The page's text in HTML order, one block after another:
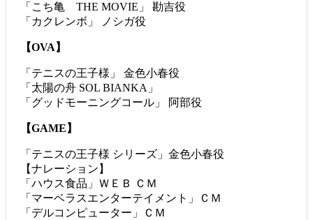
「こち亀 THE MOVIE」 勘吉役
「カクレンボ」 ノシガ役
【OVA】
「テニスの王子様」 金色小春役
「太陽の舟 SOL BIANKA」
「グッドモーニングコール」 阿部役
【GAME】
「テニスの王子様 シリーズ」金色小春役
【ナレーション】
「ハウス食品」ＷＥＢ ＣＭ
「マーベラスエンターテイメント」ＣＭ
「デルコンピューター」ＣＭ